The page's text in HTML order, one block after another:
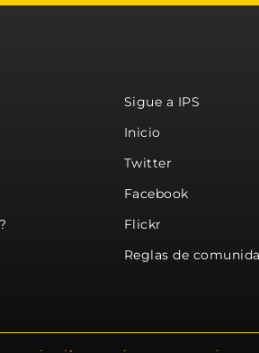
Sigue a IPS
Inicio
Twitter
Facebook
Flickr
Reglas de